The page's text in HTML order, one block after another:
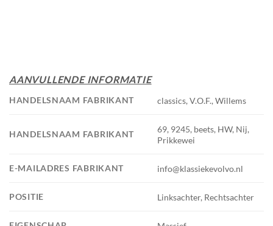
AANVULLENDE INFORMATIE
HANDELSNAAM FABRIKANT classics, V.O.F., Willems
HANDELSNAAM FABRIKANT
69, 9245, beets, HW, Nij,
Prikkewei
E-MAILADRES FABRIKANT info@klassiekevolvo.nl
POSITIE Linksachter, Rechtsachter